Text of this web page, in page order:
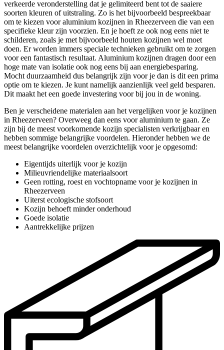
verkeerde veronderstelling dat je gelimiteerd bent tot de saaiere
soorten kleuren of uitstraling. Zo is het bijvoorbeeld bespreekbaar
om te kiezen voor aluminium kozijnen in Rheezerveen die van een
specifieke kleur zijn voorzien. En je hoeft ze ook nog eens niet te
schilderen, zoals je met bijvoorbeeld houten kozijnen wel moet
doen. Er worden immers speciale technieken gebruikt om te zorgen
voor een fantastisch resultaat. Aluminium kozijnen dragen door een
hoge mate van isolatie ook nog eens bij aan energiebesparing.
Mocht duurzaamheid dus belangrijk zijn voor je dan is dit een prima
optie om te kiezen. Je kunt namelijk aanzienlijk veel geld besparen.
Dit maakt het een goede investering voor bij jou in de woning.
Ben je verscheidene materialen aan het vergelijken voor je kozijnen
in Rheezerveen? Overweeg dan eens voor aluminium te gaan. Ze
zijn bij de meest voorkomende kozijn specialisten verkrijgbaar en
hebben sommige belangrijke voordelen. Hieronder hebben we de
meest belangrijke voordelen overzichtelijk voor je opgesomd:
Eigentijds uiterlijk voor je kozijn
Milieuvriendelijke materiaalsoort
Geen rotting, roest en vochtopname voor je kozijnen in
Rheezerveen
Uiterst ecologische stofsoort
Kozijn behoeft minder onderhoud
Goede isolatie
Aantrekkelijke prijzen